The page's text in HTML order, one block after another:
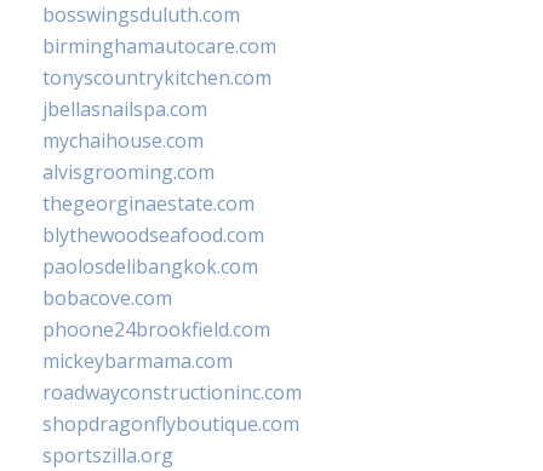
bosswingsduluth.com
birminghamautocare.com
tonyscountrykitchen.com
jbellasnailspa.com
mychaihouse.com
alvisgrooming.com
thegeorginaestate.com
blythewoodseafood.com
paolosdelibangkok.com
bobacove.com
phoone24brookfield.com
mickeybarmama.com
roadwayconstructioninc.com
shopdragonflyboutique.com
sportszilla.org